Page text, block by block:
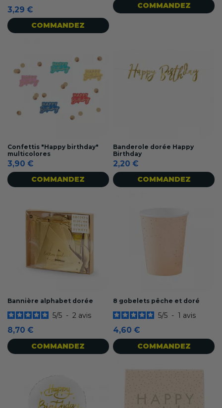
3,29 €
COMMANDEZ
COMMANDEZ
Confettis "Happy birthday"
multicolores
3,90 €
COMMANDEZ
Banderole dorée Happy
Birthday
2,20 €
COMMANDEZ
Bannière alphabet dorée
5/5 - 2 avis
8,70 €
COMMANDEZ
8 gobelets pêche et doré
5/5 - 1 avis
4,60 €
COMMANDEZ